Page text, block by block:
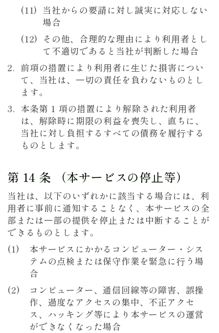
当社からの要請に対し誠実に対応しない
場合
その他、合理的な理由により利⽤者とし
て不適切であると当社が判断した場合
前項の措置により利⽤者に⽣じた損害につい
て、当社は、⼀切の責任を負わないものとし
ます。
本条第 1 項の措置により解除された利⽤者
は、解除時に期限の利益を喪失し、直ちに、
当社に対し負担するすべての債務を履⾏する
ものとします。
第 14 条 （本サービスの停⽌等）
当社は、以下のいずれかに該当する場合には、利
⽤者に事前に通知することなく、本サービスの全
部または⼀部の提供を停⽌または中断することが
できるものとします。
本サービスにかかるコンピューター・シス
テムの点検または保守作業を緊急に⾏う場
合
コンピューター、通信回線等の障害、誤操
作、過度なアクセスの集中、不正アクセ
ス、ハッキング等により本サービスの運営
ができなくなった場合